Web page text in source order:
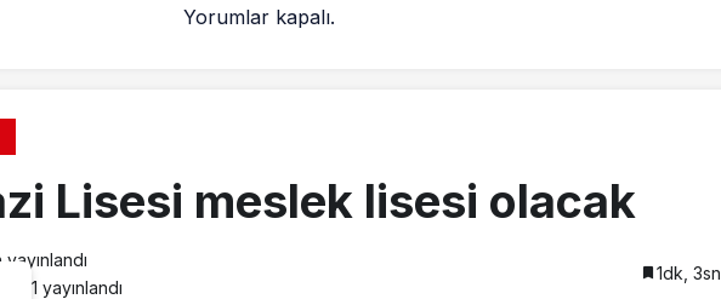
Yorumlar kapalı.
Lisesi meslek lisesi olacak
yayınlandı
1dk, 3sn